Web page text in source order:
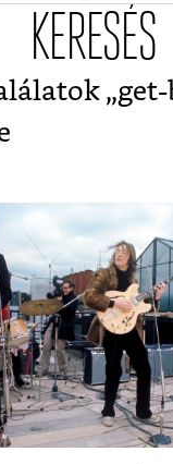
KERESÉS
„